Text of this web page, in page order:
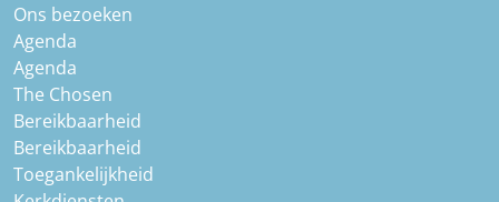
Ons bezoeken
Agenda
Agenda
The Chosen
Bereikbaarheid
Bereikbaarheid
Toegankelijkheid